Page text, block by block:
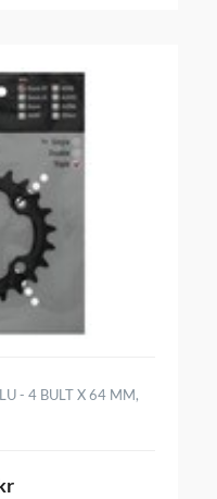
- 4 BULT X 64 MM,